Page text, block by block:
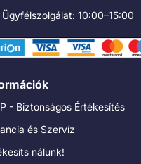
Ügyfélszolgálat: 10:00–15:00
- Biztonságos Értékesítés
és Szervíz
nálunk!